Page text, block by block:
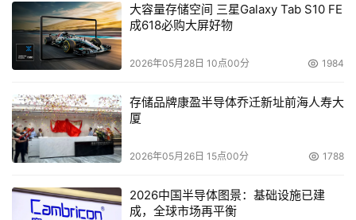
大容量存储空间 三星Galaxy Tab S10 FE
成618必购大屏好物
2026年05月28日 10点00分 1984
存储品牌康盈半导体乔迁新址前海人寿大
厦
2026年05月26日 15点00分 1788
2026中国半导体图景：基础设施已建
成，全球市场再平衡